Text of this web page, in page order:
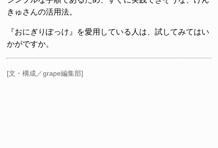
きゅさんの活用法。
『おにぎりぽっけ』を愛用している人は、試してみてはい
かがですか。
[文・構成／grape編集部]